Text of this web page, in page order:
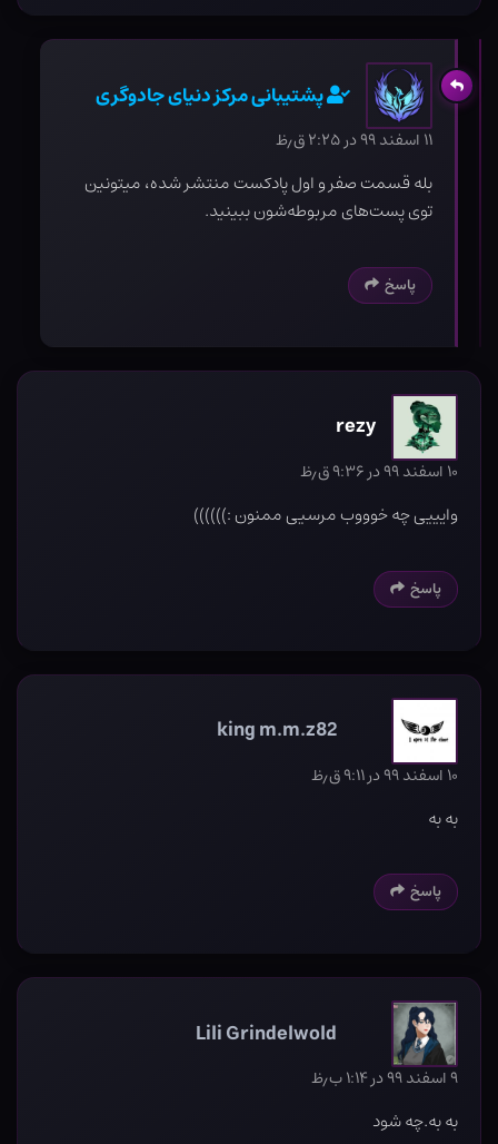
پشتیبانی مرکز دنیای جادوگری
۱۱ اسفند ۹۹ در ۲:۲۵ ق٫ظ
بله قسمت صفر و اول پادکست منتشر شده، میتونین
توی پست‌های مربوطه‌شون ببینید.
پاسخ
rezy
۱۰ اسفند ۹۹ در ۹:۳۶ ق٫ظ
وایییی چه خوووب مرسیی ممنون :))))))
پاسخ
king m.m.z82
۱۰ اسفند ۹۹ در ۹:۱۱ ق٫ظ
به به
پاسخ
Lili Grindelwold
۹ اسفند ۹۹ در ۱:۱۴ ب٫ظ
به به.چه شود